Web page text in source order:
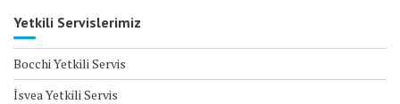
Yetkili Servislerimiz
Bocchi Yetkili Servis
İsvea Yetkili Servis